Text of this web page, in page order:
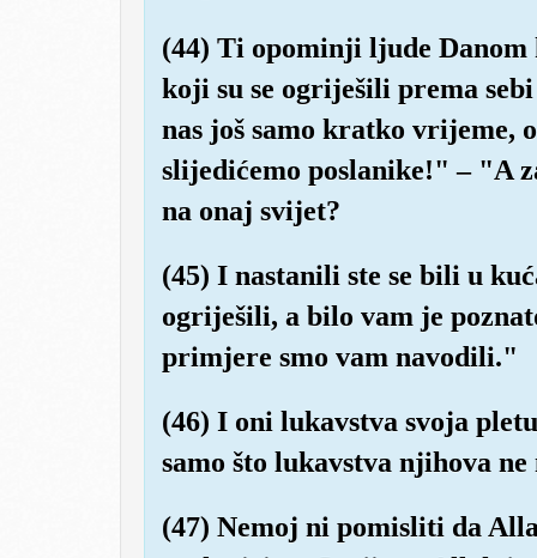
(44) Ti opominji ljude Danom
koji su se ogriješili prema
nas još samo kratko vrijeme,
slijedićemo poslanike!" – "A
na onaj svijet?
(45) I nastanili ste se bili u
ogriješili, a bilo vam je
primjere smo vam navodili."
(46) I oni lukavstva svoja
samo što lukavstva njihova
(47) Nemoj ni pomisliti da